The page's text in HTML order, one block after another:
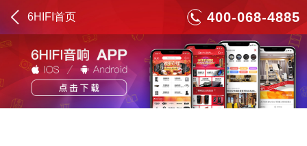
6HIFI首页 400-068-4885